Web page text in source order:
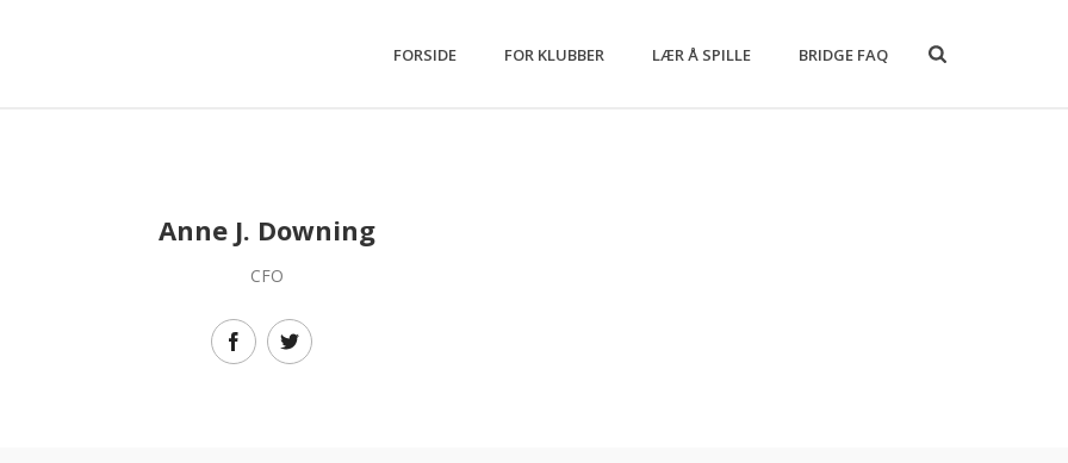
FORSIDE FOR KLUBBER LÆR Å SPILLE BRIDGE FAQ
Anne J. Downing
CFO